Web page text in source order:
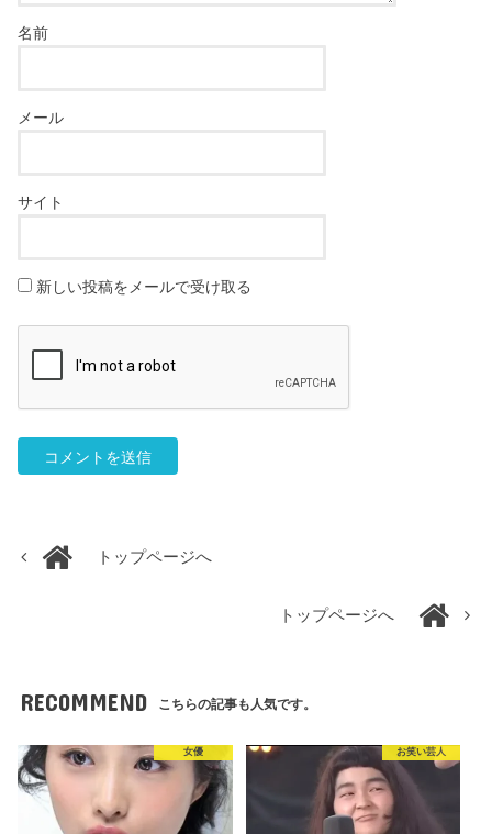
名前
メール
サイト
新しい投稿をメールで受け取る
トップページへ
トップページへ
RECOMMEND こちらの記事も人気です。
女優 お笑い芸人